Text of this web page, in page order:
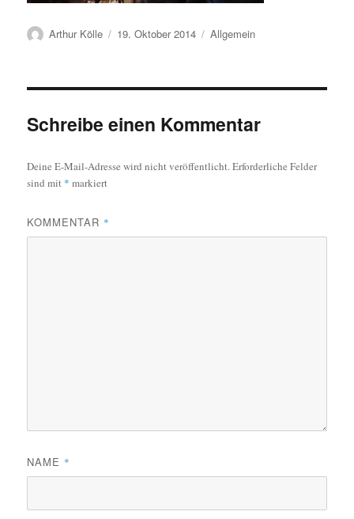
Autor
Arthur Kölle
Veröffentlicht
19. Oktober 2014 Kategorien
Allgemein
Schreibe einen Kommentar
Deine E-Mail-Adresse wird nicht veröffentlicht.Erforderliche Felder
sind mit * markiert
KOMMENTAR *
NAME *